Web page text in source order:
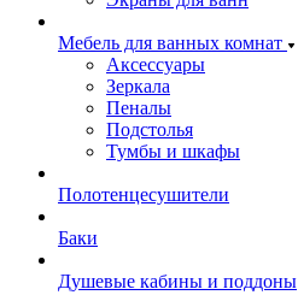
Мебель для ванных комнат
Аксессуары
Зеркала
Пеналы
Подстолья
Тумбы и шкафы
Полотенцесушители
Баки
Душевые кабины и поддоны